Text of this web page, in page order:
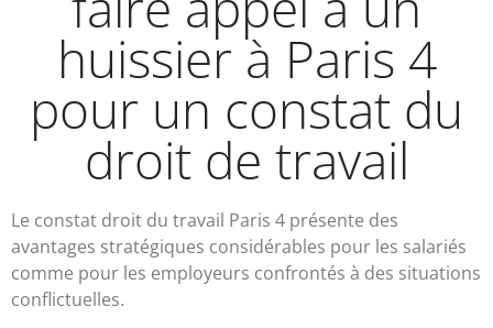
huissier à Paris 4
pour un constat du
droit de travail
Le constat droit du travail Paris 4 présente des
avantages stratégiques considérables pour les salariés
comme pour les employeurs confrontés à des situations
conflictuelles.